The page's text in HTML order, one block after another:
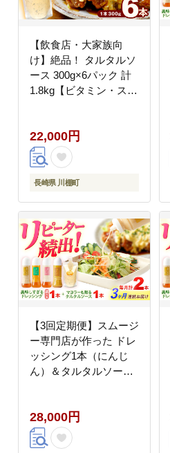
【飲食店・大家族向
け】絶品！ タルタルソ
ース 300g×6パック 計
1.8kg【ビタミン・スタ
照り焼き チキン南蛮 調
味 料理 サンドイッチ
タルタルソース
22,000円
長崎県 川棚町
【3回定期便】スムージ
ー専門店が作った ドレ
ッシング1本（にんじ
ん）＆タルタルソース
28,000円